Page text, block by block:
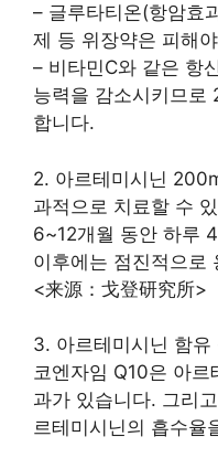
– 글루타티온(항암효
제 등 위장약은 피해
– 비타민C와 같은 항
능력을 감소시키므로
합니다.
2. 아르테미시닌
과적으로 치료할 수
6~12개월 동안 하루
이후에는 점진적으로
<来源：戈登研究所>
3. 아르테미시닌 함
코엔자임 Q10은 아
과가 있습니다. 그리
르테미시닌의 흡수율